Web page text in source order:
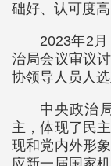
础好、认可度高
2023年2
治局会议审议
协领导人员人选
中央政治
主，体现了民
现和党内外形